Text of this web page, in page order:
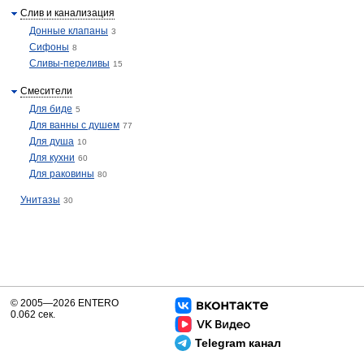
Слив и канализация
Донные клапаны 3
Сифоны 8
Сливы-переливы 15
Смесители
Для биде 5
Для ванны с душем 77
Для душа 10
Для кухни 60
Для раковины 80
Унитазы 30
Telegram канал
© 2005—2026 ENTERO
0.062 сек.